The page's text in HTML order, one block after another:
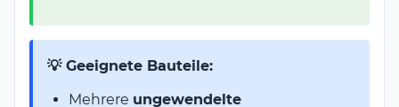
💡 Geeignete Bauteile:
Mehrere ungewendelte